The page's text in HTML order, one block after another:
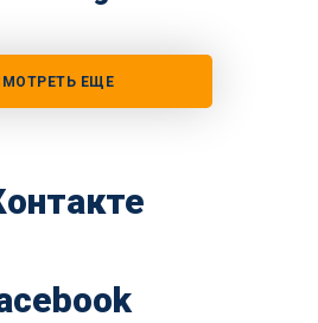
ЕЩЕ